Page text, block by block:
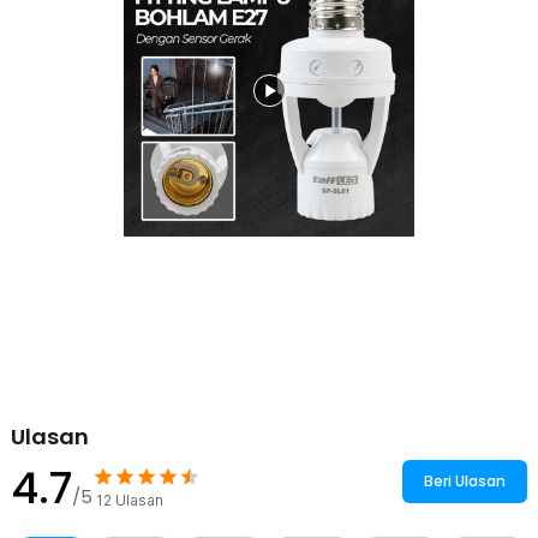
1 x Panduan Penggunaan
Ulasan
4.7/5 12 Ulasan
Beri Ulasan